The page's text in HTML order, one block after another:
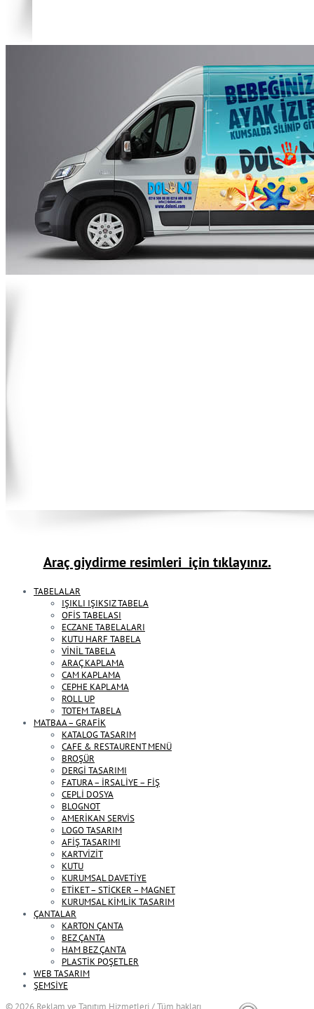
Araç giydirme resimleri için tıklayınız.
TABELALAR
IŞIKLI IŞIKSIZ TABELA
OFİS TABELASI
ECZANE TABELALARI
KUTU HARF TABELA
VİNİL TABELA
ARAÇ KAPLAMA
CAM KAPLAMA
CEPHE KAPLAMA
ROLL UP
TOTEM TABELA
MATBAA – GRAFİK
KATALOG TASARIM
CAFE & RESTAURENT MENÜ
BROŞÜR
DERGİ TASARIMI
FATURA – İRSALİYE – FİŞ
CEPLİ DOSYA
BLOGNOT
AMERİKAN SERVİS
LOGO TASARIM
AFİŞ TASARIMI
KARTVİZİT
KUTU
KURUMSAL DAVETİYE
ETİKET – STİCKER – MAGNET
KURUMSAL KİMLİK TASARIM
ÇANTALAR
KARTON ÇANTA
BEZ ÇANTA
HAM BEZ ÇANTA
PLASTİK POŞETLER
WEB TASARIM
ŞEMSİYE
© 2026 Reklam ve Tanıtım Hizmetleri / Tüm hakları